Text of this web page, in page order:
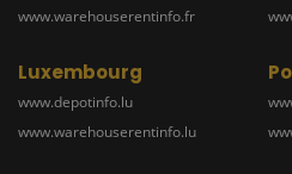
www.warehouserentinfo.fr
Luxembourg
www.depotinfo.lu
www.warehouserentinfo.lu